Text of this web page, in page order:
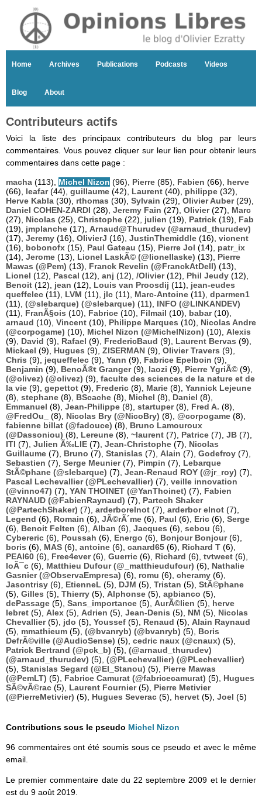
Home Archives Publications Podcasts Videos
Blog About
Contributeurs actifs
Voici la liste des principaux contributeurs du blog par leurs
commentaires. Vous pouvez cliquer sur leur lien pour obtenir leurs
commentaires dans cette page :
macha (113), Michel Nizon (96), Pierre (85), Fabien (66), herve
(66), leafar(44), guillaume (42), Laurent (40), philippe (32),
Herve Kabla (30), rthomas (30), Sylvain (29), Olivier Auber(29),
Daniel COHEN-ZARDI (28), Jeremy Fain (27), Olivier(27), Marc
(27), Nicolas (25), Christophe (22), julien (19), Patrick (19), Fab
(19), jmplanche (17), Arnaud@Thurudev (@arnaud_thurudev)
(17), Jeremy (16), OlivierJ (16), JustinThemiddle (16), vicnent
(16), bobonofx (15), Paul Gateau (15), Pierre Jol (14), patr_ix
(14), Jerome (13), Lionel LaskÃ© (@lionellaske) (13), Pierre
Mawas (@Pem) (13), Franck Revelin (@FranckAtDell) (13),
Lionel (12), Pascal (12), anj (12), /Olivier(12), Phil Jeudy (12),
Benoit (12), jean (12), Louis van Proosdij (11), jean-eudes
queffelec (11), LVM (11), jlc (11), Marc-Antoine (11), dparmen1
(11), (@slebarque) (@slebarque) (11), INFO (@LINKANDEV)
(11), FranÃ§ois (10), Fabrice (10), Filmail (10), babar(10),
arnaud (10), Vincent (10), Philippe Marques (10), Nicolas Andre
(@corpogame) (10), Michel Nizon (@MichelNizon) (10), Alexis
(9), David (9), Rafael (9), FredericBaud (9), Laurent Bervas (9),
Mickael (9), Hugues (9), ZISERMAN (9), Olivier Travers (9),
Chris (9), jequeffelec (9), Yann (9), Fabrice Epelboin (9),
Benjamin (9), BenoÃ®t Granger(9), laozi (9), Pierre YgriÃ© (9),
(@olivez) (@olivez) (9), faculte des sciences de la nature et de
la vie (9), gepettot (9), Frederic (8), Marie (8), Yannick Lejeune
(8), stephane (8), BScache (8), Michel (8), Daniel (8),
Emmanuel (8), Jean-Philippe (8), startuper(8), Fred A. (8),
@FredOu_
(8), Nicolas Bry (@NicoBry) (8), @corpogame (8),
fabienne billat (@fadouce) (8), Bruno Lamouroux
(@Dassoniou) (8), Lereune (8), ~laurent (7), Patrice (7), JB (7),
ITI (7), Julien Ã‰LIE (7), Jean-Christophe (7), Nicolas
Guillaume (7), Bruno (7), Stanislas (7), Alain (7), Godefroy (7),
Sebastien (7), Serge Meunier(7), Pimpin (7), Lebarque
StÃ©phane (@slebarque) (7), Jean-Renaud ROY (@jr_roy) (7),
Pascal Lechevallier (@PLechevallier) (7), veille innovation
(@vinno47) (7), YAN THOINET (@YanThoinet) (7), Fabien
RAYNAUD (@FabienRaynaud) (7), Partech Shaker
(@PartechShaker) (7), arderborelnot (7), arderbor elnot (7),
Legend (6), Romain (6), JÃ©rÃ´me (6), Paul (6), Eric (6), Serge
(6), Benoit Felten (6), Alban (6), Jacques (6), sebou (6),
Cybereric (6), Poussah (6), Energo (6), Bonjour Bonjour(6),
boris (6), MAS (6), antoine (6), canard65 (6), Richard T (6),
PEAI60 (6), Free4ever(6), Guerric (6), Richard (6), tvtweet (6),
loÃ¯c (6), Matthieu Dufour (@_matthieudufour) (6), Nathalie
Gasnier (@ObservaEmpresa) (6), romu (6), cheramy (6),
Jasontrisy (6), EtienneL (5), DJM (5), Tristan (5), StÃ©phane
(5), Gilles (5), Thierry (5), Alphonse (5), apbianco (5),
dePassage (5), Sans_importance (5), AurÃ©lien (5), herve
lebret (5), Alex (5), Adrien (5), Jean-Denis (5), NM (5), Nicolas
Chevallier(5), jdo (5), Youssef (5), Renaud (5), Alain Raynaud
(5), mmathieum (5), (@bvanryb) (@bvanryb) (5), Boris
DefrÃ©ville (@AudioSense) (5), cedric naux (@cnaux) (5),
Patrick Bertrand (@pck_b) (5), (@arnaud_thurudev)
(@arnaud_thurudev) (5), (@PLechevallier) (@PLechevallier)
(5), Stanislas Segard (@El_Stanou) (5), Pierre Mawas
(@PemLT) (5), Fabrice Camurat (@fabricecamurat) (5), Hugues
SÃ©vÃ©rac (5), Laurent Fournier(5), Pierre Metivier
(@PierreMetivier) (5), Hugues Severac (5), hervet (5), Joel (5)
Contributions sous le pseudo Michel Nizon
96 commentaires ont été soumis sous ce pseudo et avec le même
email.
Le premier commentaire date du 22 septembre 2009 et le dernier
est du 9 août 2019.